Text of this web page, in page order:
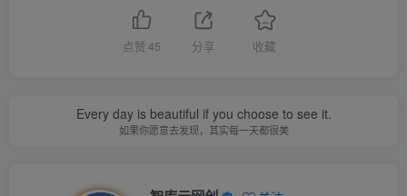
点赞45 分享 收藏
Every day is beautiful if you choose to see it.
如果你愿意去发现，其实每一天都很美